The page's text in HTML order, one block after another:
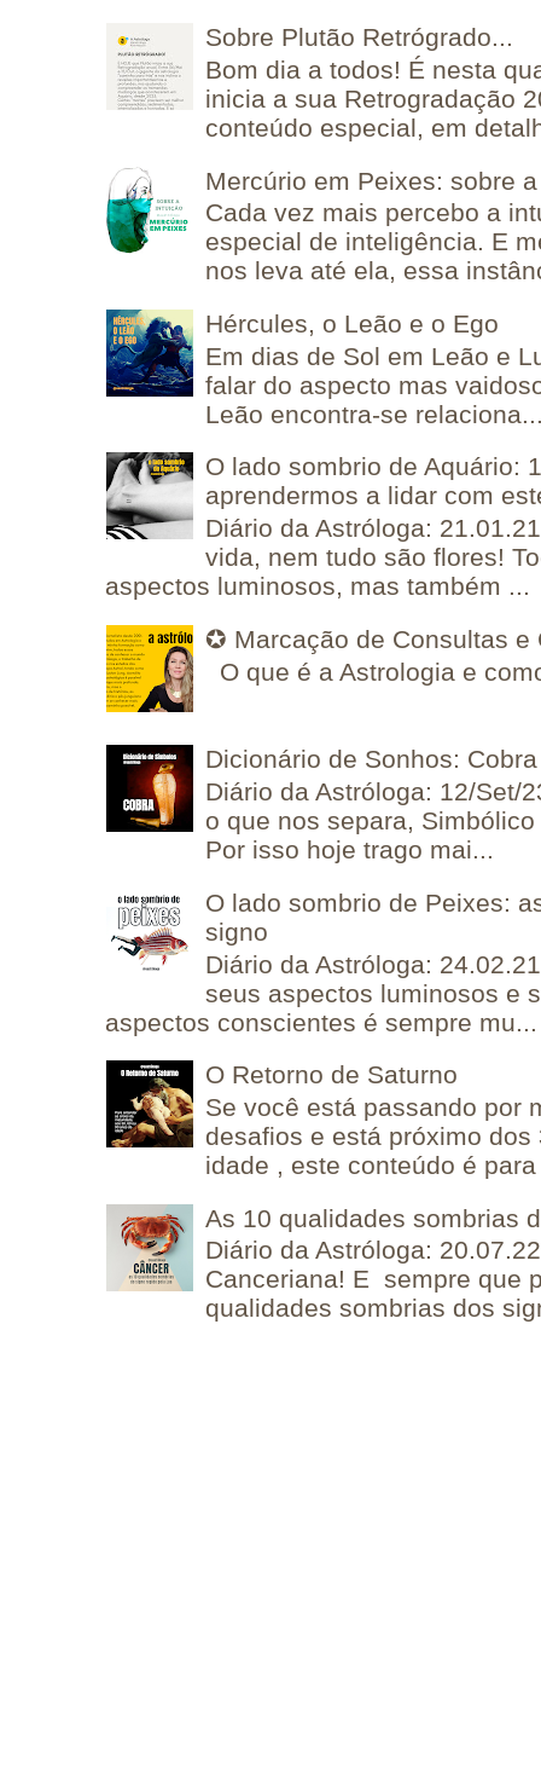
Sobre Plutão Retrógrado...
Bom dia a todos! É nesta
inicia a sua Retrogradação
conteúdo especial, em
Mercúrio em Peixes: sobre
Cada vez mais percebo a
especial de inteligência. E
nos leva até ela, essa
Hércules, o Leão e o Ego
Em dias de Sol em Leão e
falar do aspecto mas
Leão encontra-se
O lado sombrio de Aquário:
aprendermos a lidar com
Diário da Astróloga:
vida, nem tudo são flores!
aspectos luminosos, mas também ...
✪ Marcação de Consultas e
O que é a Astrologia e
Dicionário de Sonhos: Cobra
Diário da Astróloga: 12/Set/
o que nos separa,
Por isso hoje trago mai...
O lado sombrio de Peixes:
signo
Diário da Astróloga:
seus aspectos luminosos e
aspectos conscientes é sempre mu...
O Retorno de Saturno
Se você está passando por
desafios e está próximo
idade , este conteúdo é
As 10 qualidades sombrias
Diário da Astróloga:
Canceriana! E sempre que
qualidades sombrias dos